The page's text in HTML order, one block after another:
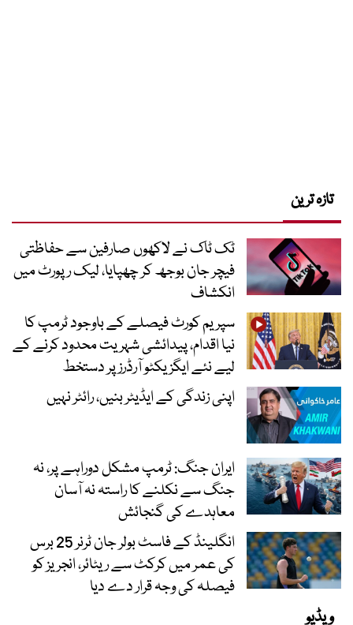
تازہ ترین
ٹک ٹاک نے لاکھوں صارفین سے حفاظتی
فیچر جان بوجھ کر چھپایا، لیک رپورٹ میں
انکشاف
سپریم کورٹ فیصلے کے باوجود ٹرمپ کا
نیا اقدام، پیدائشی شہریت محدود کرنے کے
لیے نئے ایگزیکٹو آرڈرز پر دستخط
اپنی زندگی کے ایڈیٹر بنیں، رائٹر نہیں
ایران جنگ: ٹرمپ مشکل دوراہے پر، نہ
جنگ سے نکلنے کا راستہ نہ آسان
معاہدے کی گنجائش
انگلینڈ کے فاسٹ بولر جان ٹرنر 25 برس
کی عمر میں کرکٹ سے ریٹائر، انجریز کو
فیصلہ کی وجہ قرار دے دیا
ویڈیو